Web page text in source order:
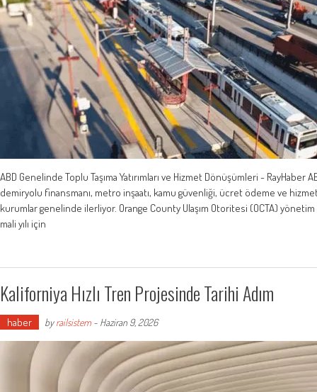
ABD Genelinde Toplu Taşıma Yatırımları ve Hizmet Dönüşümleri -
demiryolu finansmanı, metro inşaatı, kamu güvenliği, ücret ödeme ve
kurumlar genelinde ilerliyor. Orange County Ulaşım Otoritesi (OCTA)
mali yılı için
Kaliforniya Hızlı Tren Projesinde Tarihi Adım
haber byrailsistem - Haziran 9, 2026